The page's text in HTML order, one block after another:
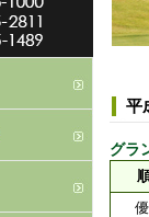
平
グラ